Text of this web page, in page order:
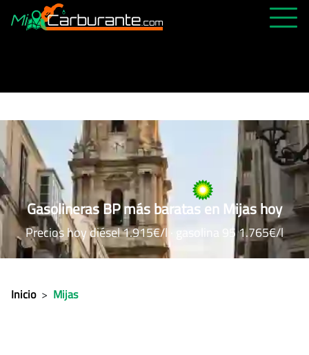
ABIERTAS 24H
ÚLTIMAS MATRÍCULAS
FAVORITAS
Gasolineras BP más baratas en Mijas hoy
Precios hoy diésel 1.915€/l · gasolina 95 1.765€/l
Inicio > Mijas